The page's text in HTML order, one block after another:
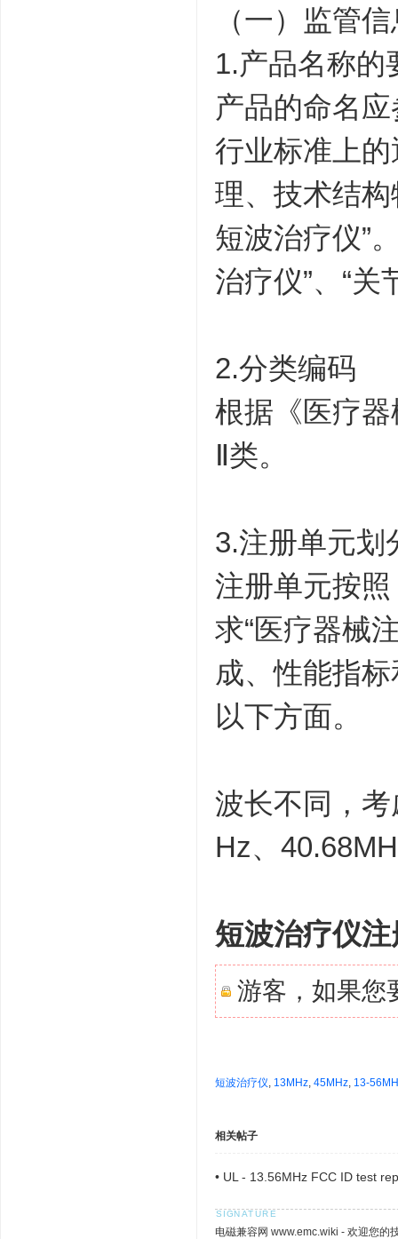
（一）监管
1.产品名称的
产品的命名
行业标准上
理、技术结构
短波治疗仪”
治疗仪”、“关
2.分类编码
根据《医疗
Ⅱ类。
3.注册单元划
注册单元按
求“医疗器械
成、性能指
以下方面。
波长不同，
Hz、
短波治疗仪
游客，如果您
短波治疗仪, 13MHz, 45MHz, 13-
相关帖子
• UL - 13.56MHz FCC ID test
电磁兼容网 www.emc.wiki - 欢迎您的